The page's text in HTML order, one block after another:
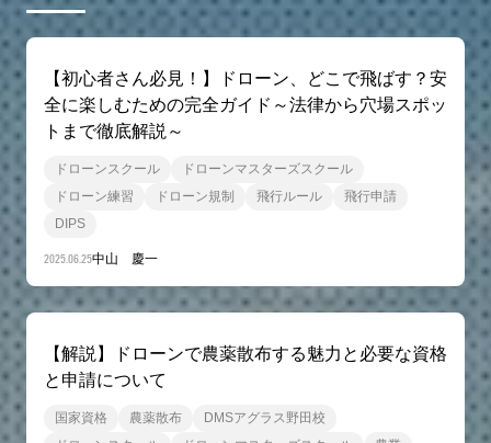
【初心者さん必見！】ドローン、どこで飛ばす？安
全に楽しむための完全ガイド～法律から穴場スポッ
トまで徹底解説～
ドローンスクール
ドローンマスターズスクール
ドローン練習
ドローン規制 飛行ルール
飛行申請
DIPS
2025.06.25中山 慶一
【解説】ドローンで農薬散布する魅力と必要な資格
と申請について
国家資格 農薬散布
DMSアグラス野田校